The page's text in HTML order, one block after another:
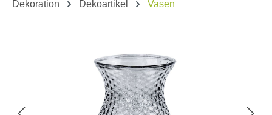
Dekoration Dekoartikel Vasen